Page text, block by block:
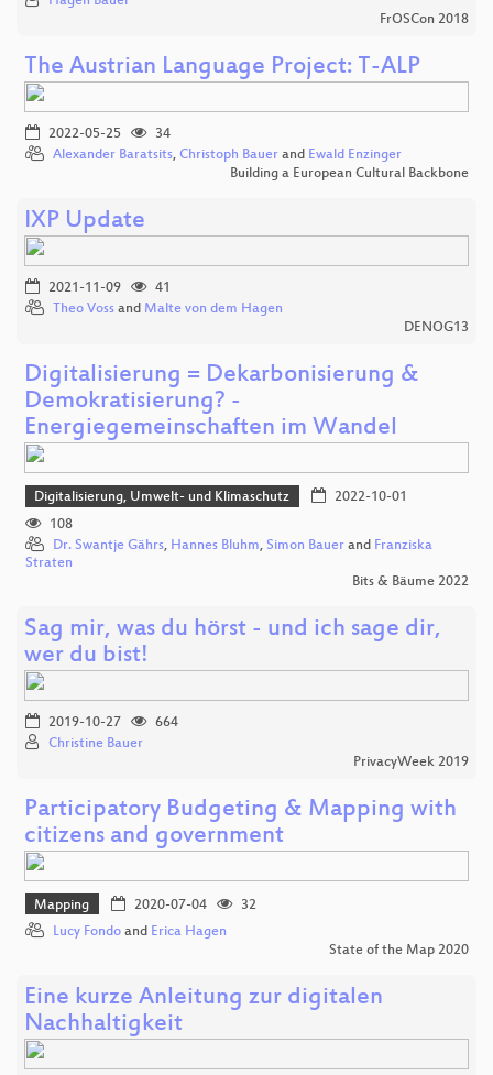
FrOSCon 2018
The Austrian Language Project: T-ALP
2022-05-25
34
Alexander Baratsits, Christoph Bauer and Ewald Enzinger
Building a European Cultural Backbone
IXP Update
2021-11-09
41
Theo Voss and Malte von dem Hagen
DENOG13
Digitalisierung = Dekarbonisierung &
Demokratisierung? -
Energiegemeinschaften im Wandel
Digitalisierung, Umwelt- und Klimaschutz
2022-10-01
108
Dr. Swantje Gährs, Hannes Bluhm, Simon Bauer and Franziska
Straten
Bits & Bäume 2022
Sag mir, was du hörst - und ich sage dir,
wer du bist!
2019-10-27
664
Christine Bauer
PrivacyWeek 2019
Participatory Budgeting & Mapping with
citizens and government
Mapping 2020-07-04
32
Lucy Fondo and Erica Hagen
State of the Map 2020
Eine kurze Anleitung zur digitalen
Nachhaltigkeit